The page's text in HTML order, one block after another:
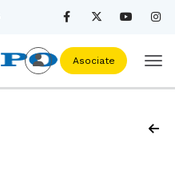
Asociate